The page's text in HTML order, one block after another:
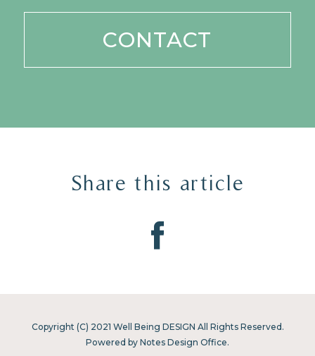
CONTACT
Share this article
Copyright (C) 2021 Well Being DESIGN All Rights Reserved.
Powered by Notes Design Office.